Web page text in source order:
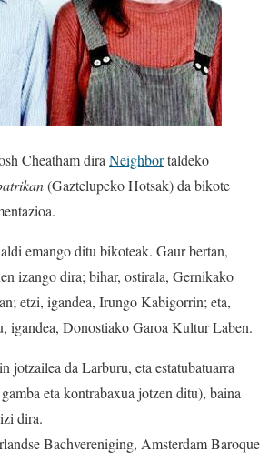
Cheatham dira Neighbortaldeko
(Gaztelupeko Hotsak) da bikote
emango ditu bikoteak. Gaur bertan,
izango dira; bihar, ostirala, Gernikako
etzi, igandea, Irungo Kabigorrin; eta,
igandea, Donostiako Garoa Kultur Laben.
jotzailea da Larburu, eta estatubatuarra
eta kontrabaxua jotzen ditu), baina
dira.
Bachvereniging, Amsterdam Baroque